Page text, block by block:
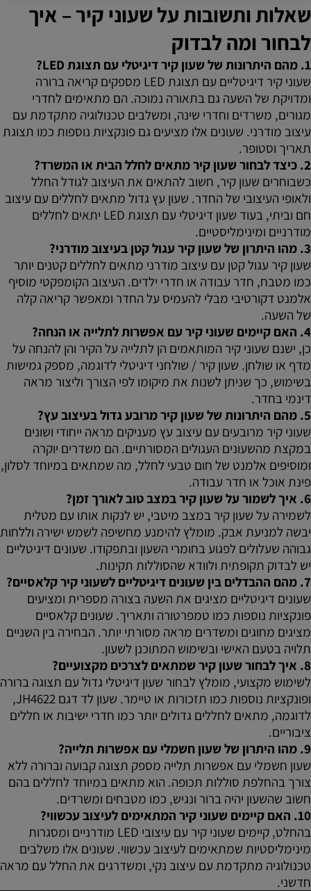
שאלות ותשובות על שעוני קיר – איך
לבחור ומה לבדוק
1. מהם היתרונות של שעון קיר דיגיטלי עם תצוגת LED?
שעוני קיר דיגיטליים עם תצוגת LED מספקים קריאה ברורה
ומדויקת של השעה גם בתאורה נמוכה. הם מתאימים לחדרי
מגורים, משרדים וחדרי שינה, ומשלבים טכנולוגיה מתקדמת עם
עיצוב מודרני. שעונים אלו מציעים גם פונקציות נוספות כמו תצוגת
תאריך וסטופר.
2. כיצד לבחור שעון קיר מתאים לחלל הבית או המשרד?
כשבוחרים שעון קיר, חשוב להתאים את העיצוב לגודל החלל
ולאופי העיצובי של החדר. שעון עץ גדול מתאים לחללים עם עיצוב
חם וביתי, בעוד שעון דיגיטלי עם תצוגת LED יתאים לחללים
מודרניים ומינימליסטיים.
3. מהו היתרון של שעון קיר עגול קטן בעיצוב מודרני?
שעון קיר עגול קטן עם עיצוב מודרני מתאים לחללים קטנים יותר
כמו מטבח, חדר עבודה או חדרי ילדים. העיצוב הקומפקטי מוסיף
אלמנט דקורטיבי מבלי להעמיס על החדר ומאפשר קריאה קלה
של השעה.
4. האם קיימים שעוני קיר עם אפשרות לתלייה או הנחה?
כן, ישנם שעוני קיר המותאמים הן לתלייה על הקיר והן להנחה על
מדף או שולחן. שעון קיר / שולחני דיגיטלי לדוגמה, מספק גמישות
בשימוש, כך שניתן לשנות את מיקומו לפי הצורך וליצור מראה
דינמי בחדר.
5. מהם היתרונות של שעון קיר מרובע גדול בעיצוב עץ?
שעוני קיר מרובעים עם עיצוב עץ מעניקים מראה ייחודי ושונים
במקצת מהשעונים העגולים המסורתיים. הם משדרים יוקרה
ומוסיפים אלמנט של חום טבעי לחלל, מה שמתאים במיוחד לסלון,
פינת אוכל או חדר עבודה.
6. איך לשמור על שעון קיר במצב טוב לאורך זמן?
לשמירה על שעון קיר במצב מיטבי, יש לנקות אותו עם מטלית
יבשה למניעת אבק. מומלץ להימנע מחשיפה לשמש ישירה וללחות
גבוהה שעלולים לפגוע בחומרי השעון ובתפקודו. שעונים דיגיטליים
יש לבדוק תקופתית ולוודא שהסוללות תקינות.
7. מהם ההבדלים בין שעונים דיגיטליים לשעוני קיר קלאסיים?
שעונים דיגיטליים מציגים את השעה בצורה מספרית ומציעים
פונקציות נוספות כמו טמפרטורה ותאריך. שעונים קלאסיים
מציגים מחוגים ומשדרים מראה מסורתי יותר. הבחירה בין השניים
תלויה בטעם האישי ובשימוש המתוכנן לשעון.
8. איך לבחור שעון קיר שמתאים לצרכים מקצועיים?
לשימוש מקצועי, מומלץ לבחור שעון דיגיטלי גדול עם תצוגה ברורה
ופונקציות נוספות כמו תזכורות או טיימר. שעון לד דגם JH4622,
לדוגמה, מתאים לחללים גדולים יותר כמו חדרי ישיבות או חללים
ציבוריים.
9. מהו היתרון של שעון חשמלי עם אפשרות תלייה?
שעון חשמלי עם אפשרות תלייה מספק תצוגה קבועה וברורה ללא
צורך בהחלפת סוללות תכופה. הוא מתאים במיוחד לחללים בהם
חשוב שהשעון יהיה ברור ונגיש, כמו מטבחים ומשרדים.
10. האם קיימים שעוני קיר המתאימים לעיצוב עכשווי?
בהחלט, קיימים שעוני קיר עם עיצובי LED מודרניים ומסגרות
מינימליסטיות שמתאימים לעיצוב עכשווי. שעונים אלו משלבים
טכנולוגיה מתקדמת עם עיצוב נקי, ומשדרגים את החלל עם מראה
חדשני.